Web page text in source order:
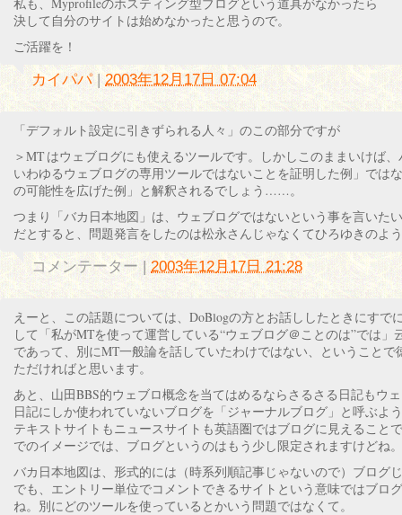
決して自分のサイトは始めなかったと思うので。
ご活躍を！
カイパパ| 2003年12月17日 07:04
「デフォルト設定に引きずられる人々」のこの部分ですが
＞MT はウェブログにも使えるツールです。しかしこのままいけば
いわゆるウェブログの専用ツールではないことを証明した例」では
の可能性を広げた例」と解釈されるでしょう……。
つまり「バカ日本地図」は、ウェブログではないという事を言いた
だとすると、問題発言をしたのは松永さんじゃなくてひろゆきのよ
コメンテーター | 2003年12月17日 21:28
えーと、この話題については、DoBlogの方とお話ししたときにすで
して「私がMTを使って運営している“ウェブログ＠ことのは”では」
であって、別にMT一般論を話していたわけではない、ということで
ただければと思います。
あと、山田BBS的ウェブロ概念を当てはめるならさるさる日記もウ
日記にしか使われていないブログを「ジャーナルブログ」と呼ぶよ
テキストサイトもニュースサイトも英語圏ではブログに見えること
でのイメージでは、ブログというのはもう少し限定されますけどね。
バカ日本地図は、形式的には（時系列順記事じゃないので）ブログ
でも、エントリー単位でコメントできるサイトという意味ではブロ
ね。別にどのツールを使っているとかいう問題ではなくて。